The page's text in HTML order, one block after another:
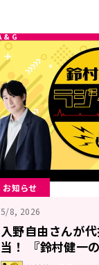
お知らせ
5/8, 2026
入野自由さんが
当！ 『鈴村健一